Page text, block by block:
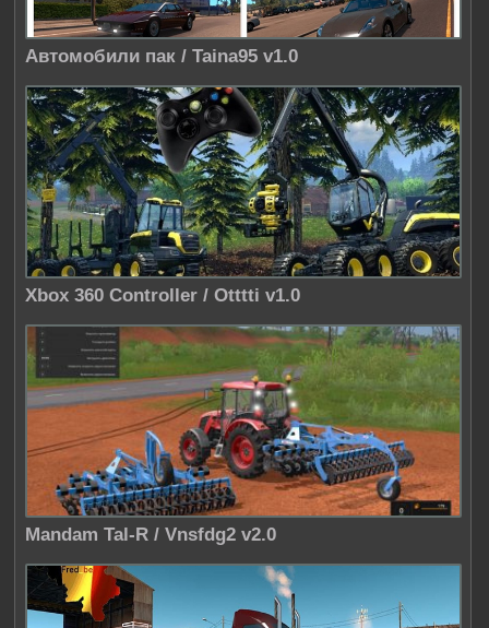
Автомобили пак / Taina95 v1.0
Xbox 360 Controller / Otttti v1.0
Mandam Tal-R / Vnsfdg2 v2.0